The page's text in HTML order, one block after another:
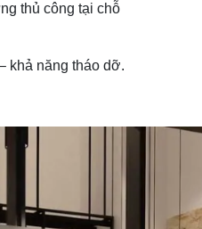
thủ công tại chỗ
khả năng tháo dỡ.